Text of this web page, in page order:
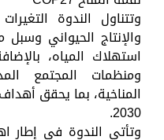
وتتناول الندوة
والإنتاج الحيواني
استهلاك المياه،
ومنظمات المجتمع
المناخية، بما يحقق
2030.
وتأتي الندوة في إطار